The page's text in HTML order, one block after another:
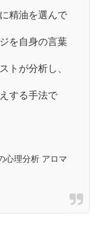
精油を選んで
を自身の言葉
トが分析し、
する手法で
心理分析 アロマ